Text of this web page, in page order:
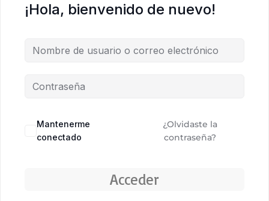
¡Hola, bienvenido de nuevo!
Mantenerme
conectado
¿Olvidaste la
contraseña?
Acceder